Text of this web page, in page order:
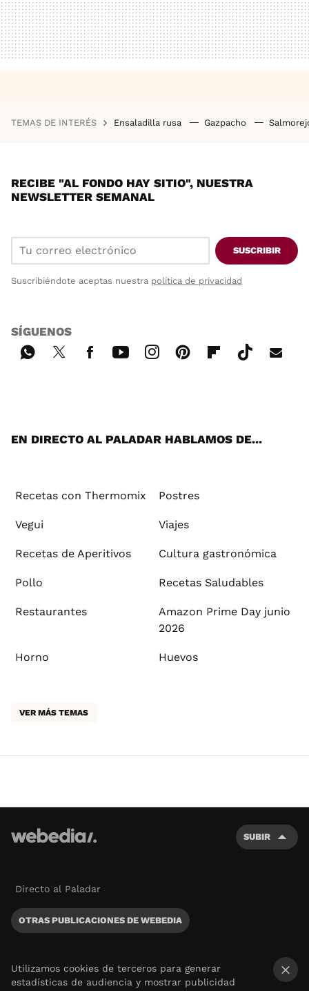
TEMAS DE INTERÉS Ensaladilla rusa Gazpacho
RECIBE "AL FONDO HAY SITIO", NUESTRA
NEWSLETTER SEMANAL
SUSCRIBIR
Suscribiéndote aceptas nuestra política de privacidad
SÍGUENOS
EN DIRECTO AL PALADAR HABLAMOS DE...
Recetas con Thermomix Postres
Vegui Viajes
Recetas de Aperitivos Cultura gastronómica
Pollo Recetas Saludables
Restaurantes
Amazon Prime Day junio
2026
Horno Huevos
VER MÁS TEMAS
SUBIR
Directo al Paladar
OTRAS PUBLICACIONES DE WEBEDIA
Utilizamos cookies de terceros para generar
estadísticas de audiencia y mostrar publicidad